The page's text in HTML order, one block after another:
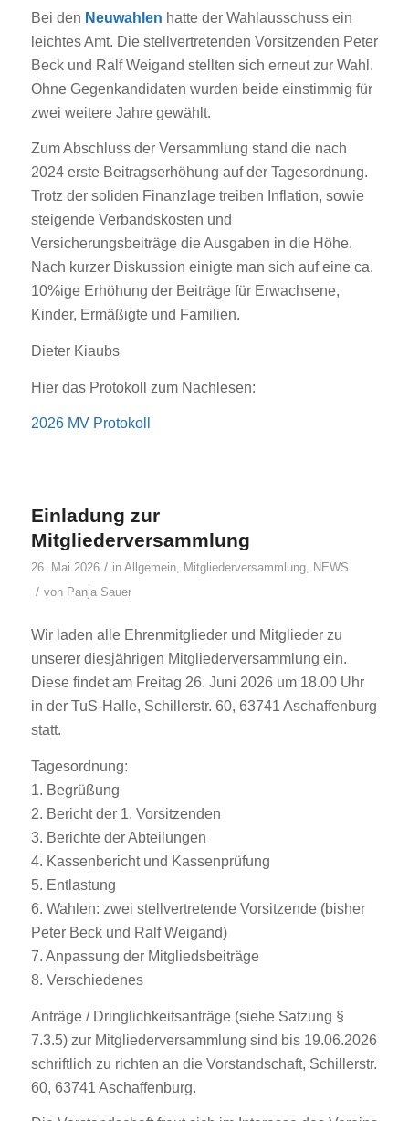
Bei den Neuwahlen hatte der Wahlausschuss ein
leichtes Amt. Die stellvertretenden Vorsitzenden Peter
Beck und Ralf Weigand stellten sich erneut zur Wahl.
Ohne Gegenkandidaten wurden beide einstimmig für
zwei weitere Jahre gewählt.
Zum Abschluss der Versammlung stand die nach
2024 erste Beitragserhöhung auf der Tagesordnung.
Trotz der soliden Finanzlage treiben Inflation, sowie
steigende Verbandskosten und
Versicherungsbeiträge die Ausgaben in die Höhe.
Nach kurzer Diskussion einigte man sich auf eine ca.
10%ige Erhöhung der Beiträge für Erwachsene,
Kinder, Ermäßigte und Familien.
Dieter Kiaubs
Hier das Protokoll zum Nachlesen:
2026 MV Protokoll
Einladung zur
Mitgliederversammlung
26. Mai 2026 / in Allgemein, Mitgliederversammlung, NEWS
/ von Panja Sauer
Wir laden alle Ehrenmitglieder und Mitglieder zu
unserer diesjährigen Mitgliederversammlung ein.
Diese findet am Freitag 26. Juni 2026 um 18.00 Uhr
in der TuS-Halle, Schillerstr. 60, 63741 Aschaffenburg
statt.
Tagesordnung:
1. Begrüßung
2. Bericht der 1. Vorsitzenden
3. Berichte der Abteilungen
4. Kassenbericht und Kassenprüfung
5. Entlastung
6. Wahlen: zwei stellvertretende Vorsitzende (bisher
Peter Beck und Ralf Weigand)
7. Anpassung der Mitgliedsbeiträge
8. Verschiedenes
Anträge / Dringlichkeitsanträge (siehe Satzung §
7.3.5) zur Mitgliederversammlung sind bis 19.06.2026
schriftlich zu richten an die Vorstandschaft, Schillerstr.
60, 63741 Aschaffenburg.